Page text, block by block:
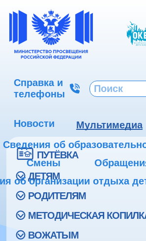
Справка и
телефоны
Новости Мультимедиа
Сведения об
Смены
об организации отдыха
ПУТЁВКА
ДЕТЯМ
РОДИТЕЛЯМ
МЕТОДИЧЕСКАЯ
ВОЖАТЫМ